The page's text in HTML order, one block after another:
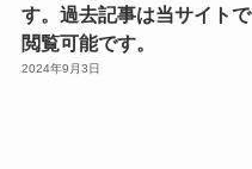
す。過去記事は当サイトで
閲覧可能です。
2024年9月3日